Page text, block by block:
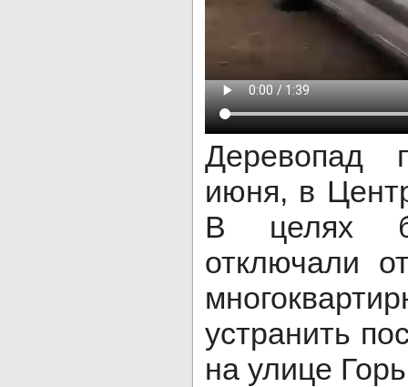
Деревопад
июня, в
В целях
отключали
устранить
на улице